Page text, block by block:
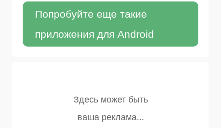
Попробуйте еще такие
приложения для Android